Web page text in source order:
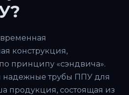
конструкция,
принципу «сэндвича».
надежные трубы ППУ для
продукция, состоящая из